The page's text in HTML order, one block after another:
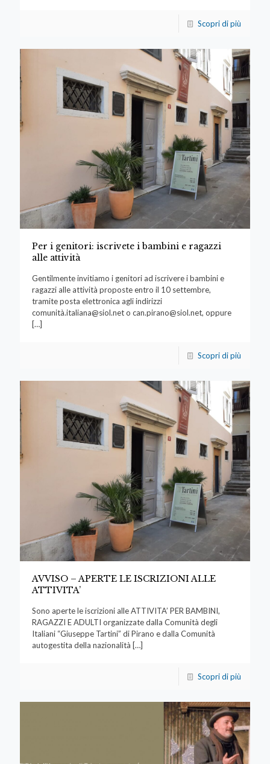
Scopri di più
Per i genitori: iscrivete i bambini e ragazzi
alle attività
Gentilmente invitiamo i genitori ad iscrivere i bambini e
ragazzi alle attività proposte entro il 10 settembre,
tramite posta elettronica agli indirizzi
comunità.italiana@siol.neto can.pirano@siol.net, oppure
[…]
Scopri di più
AVVISO – APERTE LE ISCRIZIONI ALLE
ATTIVITA’
Sono aperte le iscrizioni alle ATTIVITA’ PER BAMBINI,
RAGAZZI E ADULTI organizzate dalla Comunità degli
Italiani “Giuseppe Tartini” di Pirano e dalla Comunità
autogestita della nazionalità […]
Scopri di più